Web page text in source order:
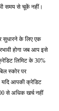
समय से चूकें नहीं।
सुधारने के लिए एक
होगा जब आप इसे
लिमिट के 30%
स्कोर पर
यदि आपकी क्रेडिट
से अधिक खर्च नहीं